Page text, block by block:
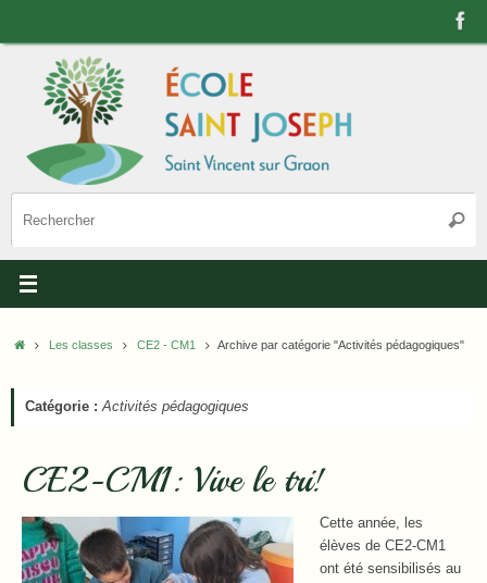
AccueilLes classes CE2 - CM1 Archive par catégorie "Activités pédagogiques"
Catégorie :Activités pédagogiques
CE2-CM1: Vive le tri!
Cette année, les
élèves de CE2-CM1
ont été sensibilisés au